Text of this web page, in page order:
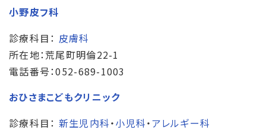
小野皮フ科
診療科目： 皮膚科
所在地：荒尾町明倫22-1
電話番号：052-689-1003
おひさまこどもクリニック
診療科目： 新生児内科・小児科・アレルギー科